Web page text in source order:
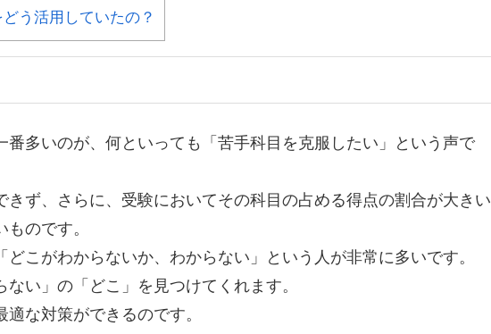
う活用していたの？
番多いのが、 何といっても「苦手科目を克服したい」
という声で
きず、さらに、受験においてその科目の占める得点の割合が大きい
のです。
こがわからないか、わからない」という人が非常に多いです。
い」の「どこ」を見つけてくれます。
な対策ができるのです。